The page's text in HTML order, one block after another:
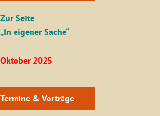
Zur Seite
„In eigener Sache“
Oktober 2025
Termine & Vorträge